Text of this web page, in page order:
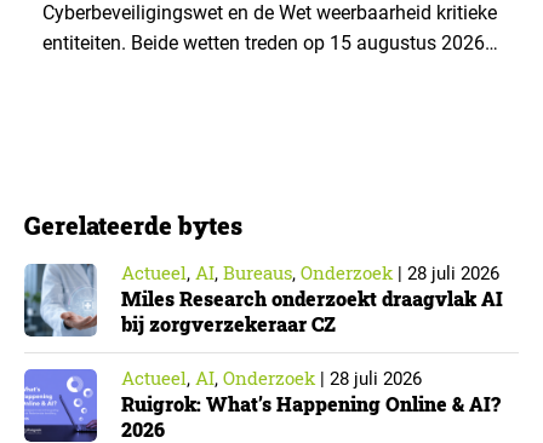
Cyberbeveiligingswet en de Wet weerbaarheid kritieke
entiteiten. Beide wetten treden op 15 augustus 2026
onderzoeksorganisatie. De toepasselijkheid…
Gerelateerde bytes
Actueel, AI, Bureaus, Onderzoek| 28 juli 2026
Miles Research onderzoekt draagvlak AI
bij zorgverzekeraar CZ
Actueel, AI, Onderzoek| 28 juli 2026
Ruigrok: What’s Happening Online & AI?
2026